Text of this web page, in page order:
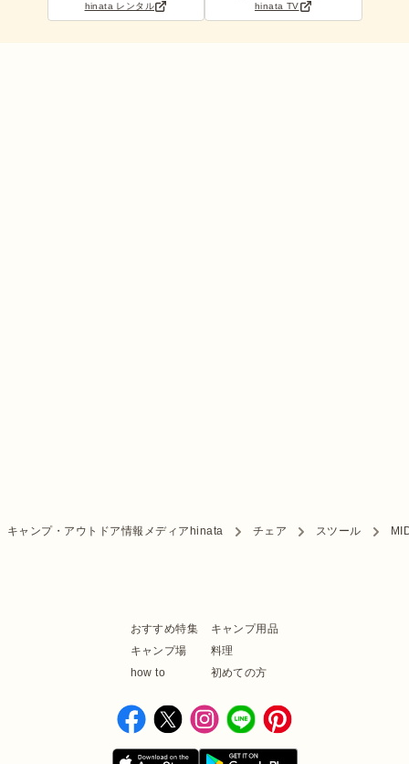
hinata レンタル hinata TV
キャンプ・アウトドア情報メディアhinata チェア スツール
おすすめ特集
キャンプ用品
キャンプ場
料理
how to
初めての方